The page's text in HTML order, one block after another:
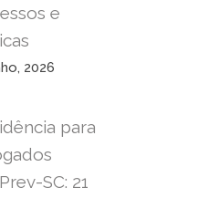
e
2026
para
SC: 21